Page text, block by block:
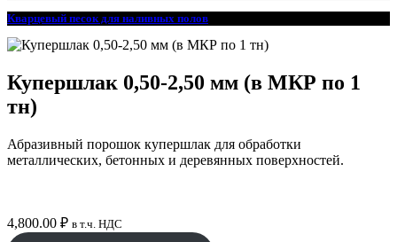
Кварцевый песок для наливных полов
Купершлак 0,50-2,50 мм (в МКР по 1
тн)
Абразивный порошок купершлак для обработки
металлических, бетонных и деревянных поверхностей.
4,800.00 ₽ в т.ч. НДС